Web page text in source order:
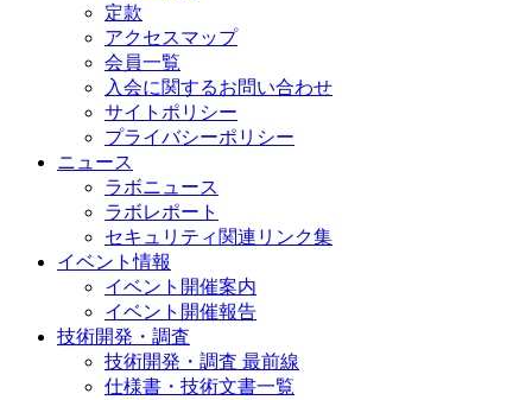
定款
アクセスマップ
会員一覧
入会に関するお問い合わせ
サイトポリシー
プライバシーポリシー
ニュース
ラボニュース
ラボレポート
セキュリティ関連リンク集
イベント情報
イベント開催案内
イベント開催報告
技術開発・調査
技術開発・調査 最前線
仕様書・技術文書一覧